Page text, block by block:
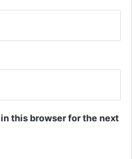
this browser for the next